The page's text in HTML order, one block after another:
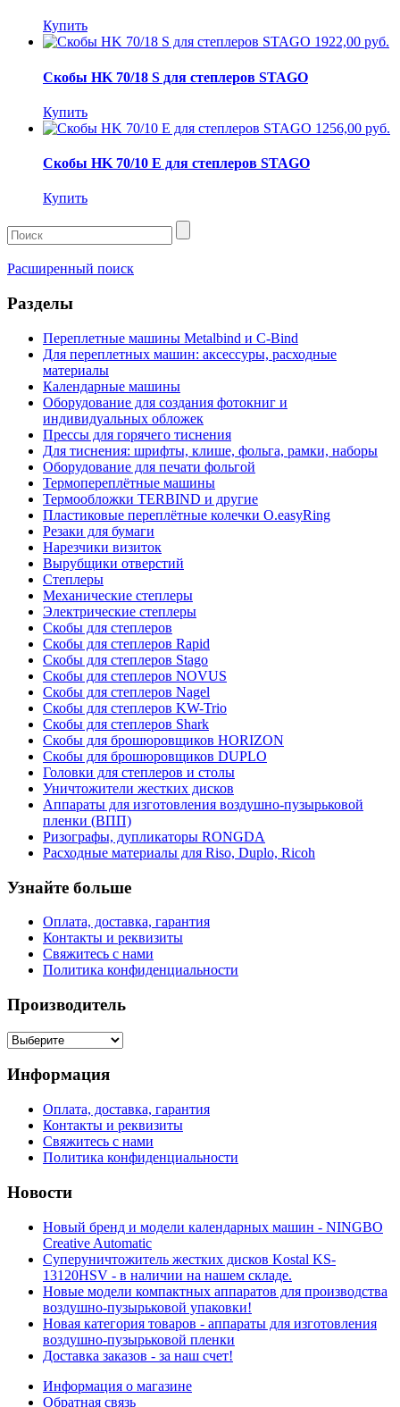
Купить
1922,00 руб.
Скобы HK 70/18 S для степлеров STAGO
Купить
1256,00 руб.
Скобы HK 70/10 E для степлеров STAGO
Купить
Расширенный поиск
Разделы
Переплетные машины Metalbind и C-Bind
Для переплетных машин: аксессуры, расходные
материалы
Календарные машины
Оборудование для создания фотокниг и
индивидуальных обложек
Прессы для горячего тиснения
Для тиснения: шрифты, клише, фольга, рамки, наборы
Оборудование для печати фольгой
Термопереплётные машины
Термообложки TERBIND и другие
Пластиковые переплётные колечки O.easyRing
Резаки для бумаги
Нарезчики визиток
Вырубщики отверстий
Степлеры
Механические степлеры
Электрические степлеры
Скобы для степлеров
Скобы для степлеров Rapid
Скобы для степлеров Stago
Скобы для степлеров NOVUS
Скобы для степлеров Nagel
Скобы для степлеров KW-Trio
Скобы для степлеров Shark
Скобы для брошюровщиков HORIZON
Скобы для брошюровщиков DUPLO
Головки для степлеров и столы
Уничтожители жестких дисков
Аппараты для изготовления воздушно-пузырьковой
пленки (ВПП)
Ризографы, дупликаторы RONGDA
Расходные материалы для Riso, Duplo, Ricoh
Узнайте больше
Оплата, доставка, гарантия
Контакты и реквизиты
Свяжитесь с нами
Политика конфиденциальности
Производитель
Информация
Оплата, доставка, гарантия
Контакты и реквизиты
Свяжитесь с нами
Политика конфиденциальности
Новости
Новый бренд и модели календарных машин - NINGBO
Creative Automatic
Суперуничтожитель жестких дисков Kostal KS-
13120HSV - в наличии на нашем складе.
Новые модели компактных аппаратов для производства
воздушно-пузырьковой упаковки!
Новая категория товаров - аппараты для изготовления
воздушно-пузырьковой пленки
Доставка заказов - за наш счет!
Информация о магазине
Обратная связь